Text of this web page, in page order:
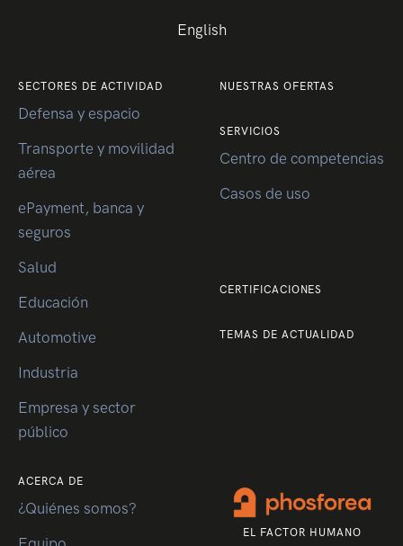
English
SECTORES DE ACTIVIDAD
Defensa y espacio
Transporte y movilidad
aérea
ePayment, banca y
seguros
Salud
Educación
Automotive
Industria
Empresa y sector
público
NUESTRAS OFERTAS
SERVICIOS
Centro de competencias
Casos de uso
CERTIFICACIONES
TEMAS DE ACTUALIDAD
ACERCA DE
¿Quiénes somos?
EL FACTOR HUMANO